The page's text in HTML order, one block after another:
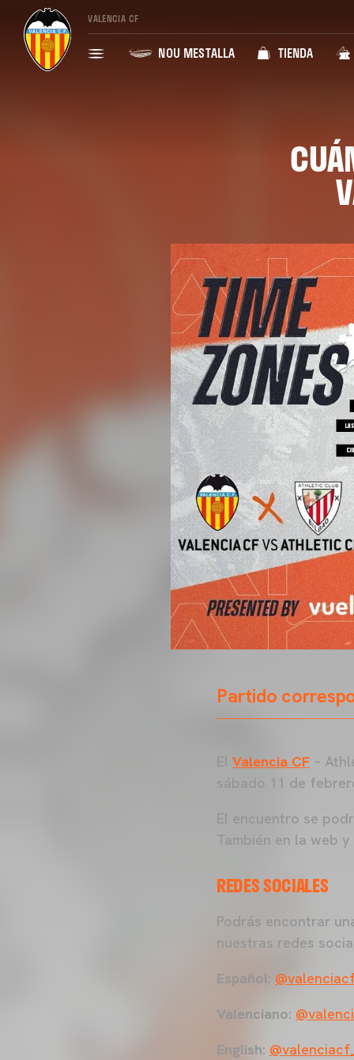
VALENCIA CF
NOU MESTALLA TIENDA
Partido
Valencia CF –
sábado 11 de
El encuentro se
También en la web
REDES SOCIALES
Podrás encontrar
nuestras redes
Español:
Valenciano:
English: